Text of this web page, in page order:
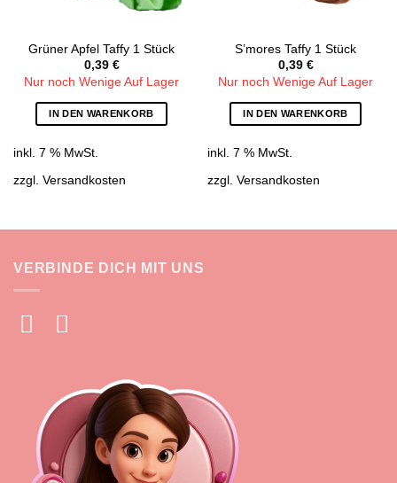
Grüner Apfel Taffy 1 Stück
0,39 €
Nur noch Wenige Auf Lager
IN DEN WARENKORB
inkl. 7 % MwSt.
zzgl. Versandkosten
S’mores Taffy 1 Stück
0,39 €
Nur noch Wenige Auf Lager
IN DEN WARENKORB
inkl. 7 % MwSt.
zzgl. Versandkosten
VERBINDE DICH MIT UNS